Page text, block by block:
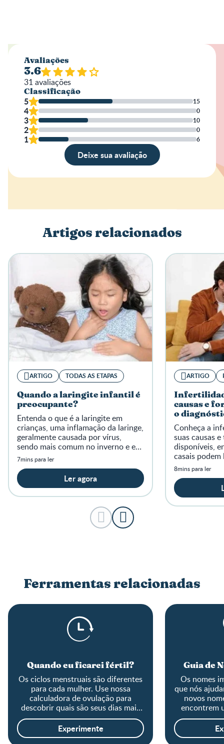
Avaliações
3.6
31avaliações
Classificação
5 15
4 0
3 10
2 0
1 6
Deixe sua avaliação
Escreva a sua opinião
Artigos relacionados
ARTIGO TODAS AS ETAPAS
Quando a laringite infantil é
preocupante?
Entenda o que é a laringite em
crianças, uma inflamação da laringe,
geralmente causada por vírus,
sendo mais comum no inverno e em
crianças pequenas.
7mins para ler
Ler agora
ARTIGO
causas e
o
Conheça a
suas causas
disponíveis,
casais
com a
filhos.
8mins para ler
Ferramentas relacionadas
Quando eu ficarei fértil?
Os ciclos menstruais são diferentes
para cada mulher. Use nossa
calculadora de ovulação para
descobrir quais são seus dias mais
férteis.
Experimente
Guia de
Os nomes
que nós
novos
encontrem